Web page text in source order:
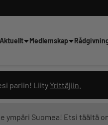
Aktuellt Medlemskap
pariin! Liity Yrittäjiin
ympäri Suomea! Etsi täältä
innehåll och